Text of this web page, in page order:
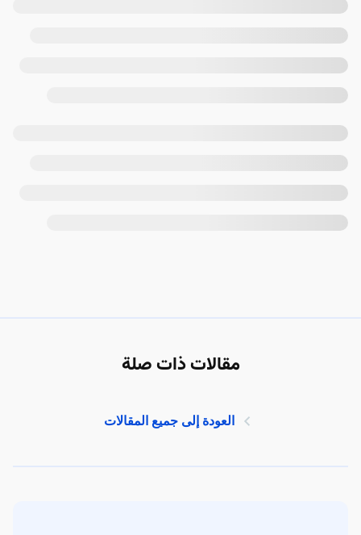
مقالات ذات صلة
العودة إلى جميع المقالات